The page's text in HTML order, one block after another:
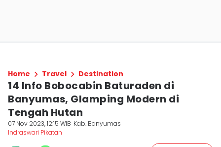
Home Travel Destination
14 Info Bobocabin Baturaden di
Banyumas, Glamping Modern di
Tengah Hutan
07 Nov 2023, 12:15 WIB Kab. Banyumas
Indraswari Pikatan